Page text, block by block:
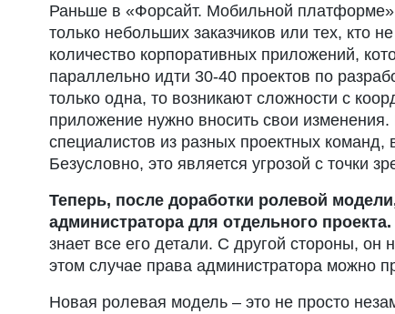
Раньше в «Форсайт. Мобильной платформе»
только небольших заказчиков или тех, кто
количество корпоративных приложений,
параллельно идти 30-40 проектов по
только одна, то возникают сложности с
приложение нужно вносить свои
специалистов из разных проектных
Безусловно, это является угрозой с точки
Теперь, после доработки ролевой
администратора для отдельного проекта.
знает все его детали. С другой стороны,
этом случае права администратора можно
Новая ролевая модель – это не просто